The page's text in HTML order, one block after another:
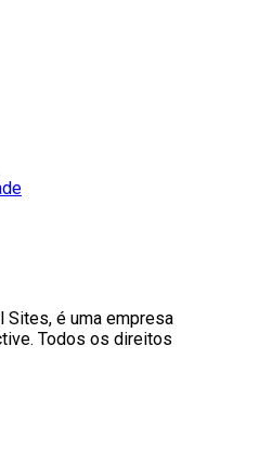
Sites, é uma empresa
Todos os direitos